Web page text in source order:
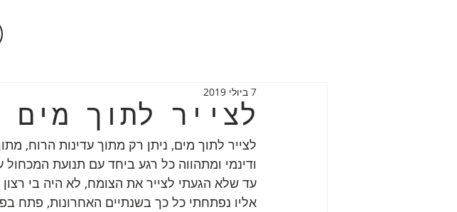
לצייר לתוך מים
7 ביולי 2019
לצייר לתוך מים, ניתן רק מתוך עדינות הרוח,
ודינמי ומתהווה כל רגע ביחד עם תנועת המכחול
עד שלא הגעתי לצייר את הצומח, לא היה בי
אליו נפתחתי כל כך בשנתיים האחרונות, פתח